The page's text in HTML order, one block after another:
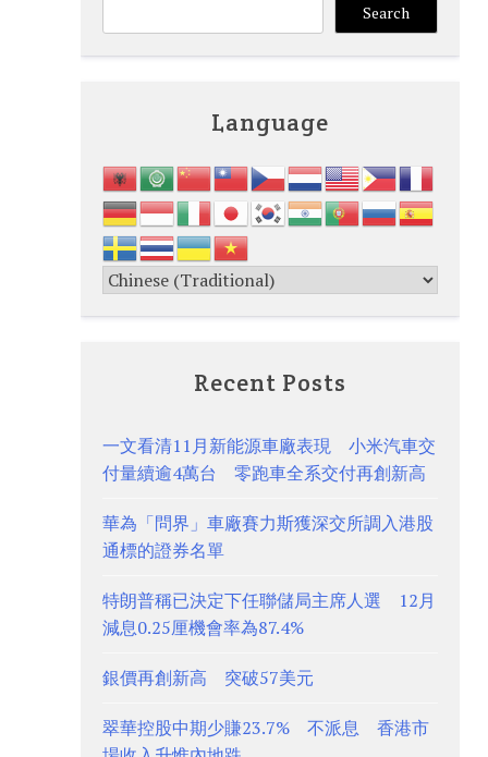
Search
Language
Recent Posts
一文看清11月新能源車廠表現 小米汽車交
付量續逾4萬台 零跑車全系交付再創新高
華為「問界」車廠賽力斯獲深交所調入港股
通標的證券名單
特朗普稱已決定下任聯儲局主席人選 12月
減息0.25厘機會率為87.4%
銀價再創新高 突破57美元
翠華控股中期少賺23.7% 不派息 香港市